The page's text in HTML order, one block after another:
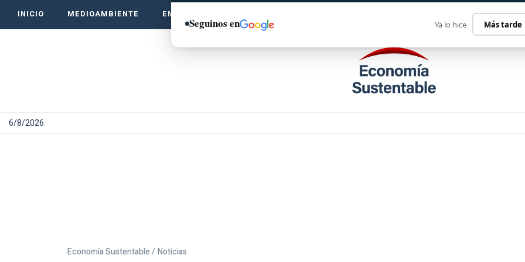
INICIO MEDIOAMBIENTE EMPRENDE VERDE
6/8/2026
Economía Sustentable / Noticias
Seguinos en Ya lo hice Más tarde